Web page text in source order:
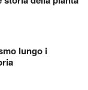
lungo i